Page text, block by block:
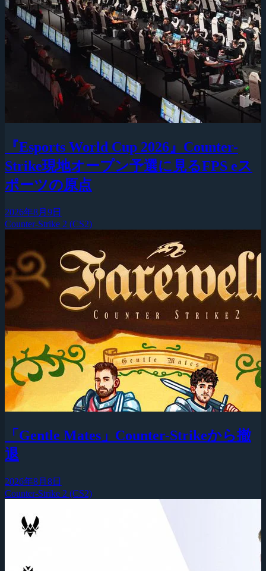
『Esports World Cup 2026』Counter-
Strike現地オープン予選に見るFPS eス
ポーツの原点
2026年8月9日
Counter-Strike 2 (CS2)
「Gentle Mates」Counter-Strikeから撤
退
2026年8月8日
Counter-Strike 2 (CS2)